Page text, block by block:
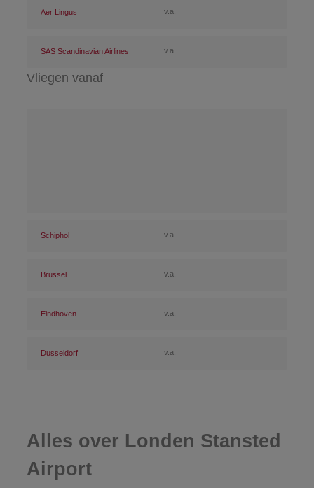
Aer Lingus v.a.
SAS Scandinavian Airlines v.a.
Vliegen vanaf
Schiphol v.a.
Brussel v.a.
Eindhoven v.a.
Dusseldorf v.a.
Alles over Londen Stansted
Airport